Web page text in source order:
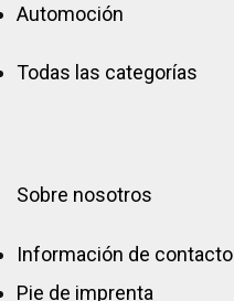
Automoción
Todas las categorías
Sobre nosotros
Información de contacto
Pie de imprenta